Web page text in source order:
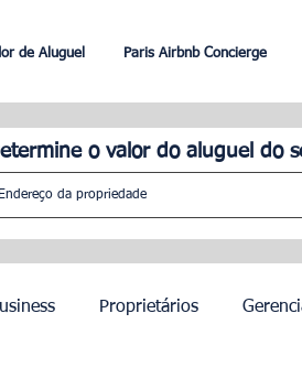
de Aluguel Paris Airbnb Concierge
o valor do aluguel do
Proprietários